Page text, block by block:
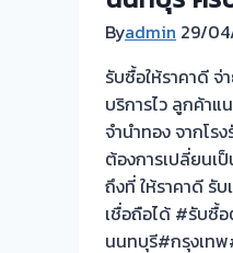
Byadmin 29/
รับซื้อให้ราคาดี จ่
บริการไว ลูกค้า
จำนำทอง จากโร
ต้องการเปลี่ยนเ
ถึงที่ ให้ราคาดี รั
เชื่อถือได้ #รับซื้
นนทบุรี#กรุงเท